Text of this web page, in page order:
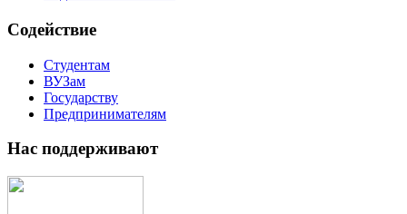
Содействие
Студентам
ВУЗам
Государству
Предпринимателям
Нас поддерживают